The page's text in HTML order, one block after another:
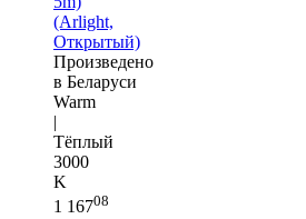
(Arlight,
Открытый)
Произведено
в Беларуси
Warm
|
Тёплый
3000
K
1 16708